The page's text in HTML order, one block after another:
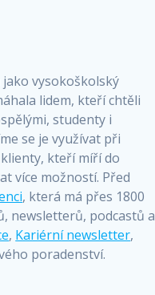
vysokoškolský
lidem, kteří chtěli
studenty i
se je využívat při
kteří míří do
více možností. Před
, která má přes 1800
newsletterů, podcastů a
, Kariérní newsletter,
poradenství.